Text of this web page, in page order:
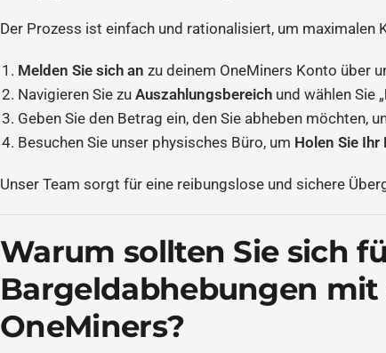
Der Prozess ist einfach und rationalisiert, um maximalen
Melden Sie sich an zu deinem OneMiners Konto über
Navigieren Sie zu Auszahlungsbereich und wählen Sie „
Geben Sie den Betrag ein, den Sie abheben möchten,
Besuchen Sie unser physisches Büro, um Holen Sie
Unser Team sorgt für eine reibungslose und sichere
Warum sollten Sie sich
Bargeldabhebungen
OneMiners?